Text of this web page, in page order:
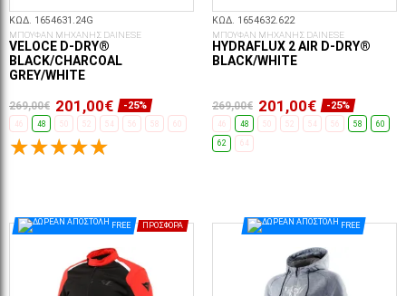
ΚΩΔ. 1654631.24G
ΜΠΟΥΦΑΝ ΜΗΧΑΝΗΣ DAINESE
VELOCE D-DRY®
BLACK/CHARCOAL
GREY/WHITE
269,00€ 201,00€ -25%
46 48 50 52 54 56 58 60
ΚΩΔ. 1654632.622
ΜΠΟΥΦΑΝ ΜΗΧΑΝΗΣ DAINESE
HYDRAFLUX 2 AIR D-DRY®
BLACK/WHITE
269,00€ 201,00€ -25%
46 48 50 52 54 56 58 60
62 64
FREE ΠΡΟΣΦΟΡΆ FREE